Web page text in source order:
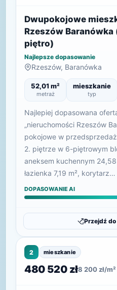
Dwupokojowe
Rzeszów
piętro)
Najlepsze dopasowanie
Rzeszów, Baranówka
52,01 m²
metraż
mieszkanie
typ
Najlepiej dopasowana
„nieruchomości Rzeszów
pokojowe w
2. piętrze w 6-piętrowym
aneksem kuchennym
łazienka 7,19 m², korytarz…
DOPASOWANIE AI
Przejdź do
2 mieszkanie
480 520 zł8 200 zł/m²